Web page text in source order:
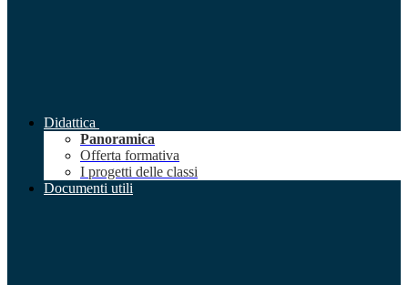
Didattica
Panoramica
Offerta formativa
I progetti delle classi
Documenti utili